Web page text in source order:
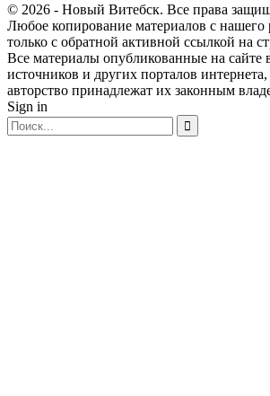
© 2026 - Новый Витебск. Все права
Любое копирование материалов с нашего
только с обратной активной ссылкой на
Все материалы опубликованные на сайте
источников и других порталов интернета,
авторство принадлежат их законным
Sign in